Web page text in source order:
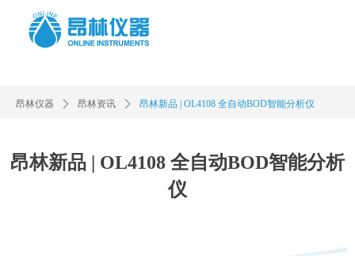
昂林新品 | OL4108 全自动BOD智能分析
仪
昂林仪器 ꄲ 昂林资讯 ꄲ 昂林新品 | OL4108 全自动BOD智能分析仪